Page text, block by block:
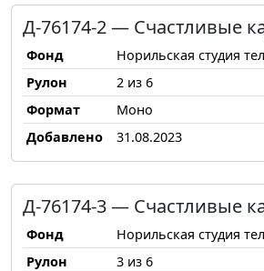
Д-76174-2 — Счастливые
Фонд
Норильская студия
Рулон
2 из 6
Формат
Моно
Добавлено
31.08.2023
Д-76174-3 — Счастливые
Фонд
Норильская студия
Рулон
3 из 6